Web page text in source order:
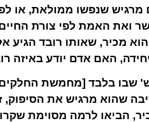
שנפשו ממולאת, או
ואת האמת לפי צורת
מכיר, שאותו רובד הגיע
האם אדם יודע באיזה
שבו בלבד [מחמשת
שהוא מרגיש את
הביאו לרמה מסוימת